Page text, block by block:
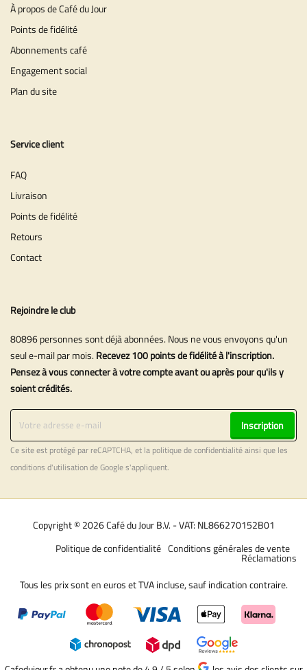
À propos de Café du Jour
Points de fidélité
Abonnements café
Engagement social
Plan du site
Service client
FAQ
Livraison
Points de fidélité
Retours
Contact
Rejoindre le club
80896 personnes sont déjà abonnées. Nous ne vous envoyons qu'un
seul e-mail par mois. Recevez 100 points de fidélité à l'inscription.
Pensez à vous connecter à votre compte avant ou après pour qu'ils y
soient crédités.
Inscription
Ce site est protégé par reCAPTCHA, et la politique de confidentialitéainsi que les
conditions d'utilisationde Google s'appliquent.
Copyright © 2026 Café du Jour B.V. - VAT: NL866270152B01
Conditions générales de vente
Politique de confidentialité
Réclamations
Tous les prix sont en euros et TVA incluse, sauf indication contraire.